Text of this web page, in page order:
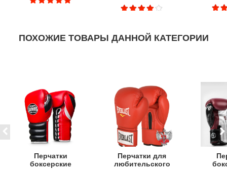
ПОХОЖИЕ ТОВАРЫ ДАННОЙ КАТЕГОРИИ
Перчатки
боксерские
Перчатки для
любительского